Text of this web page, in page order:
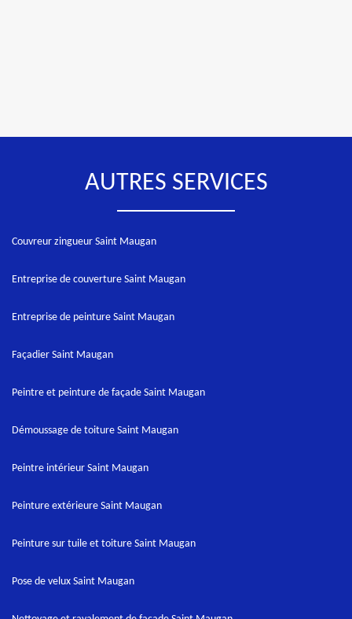
AUTRES SERVICES
Couvreur zingueur Saint Maugan
Entreprise de couverture Saint Maugan
Entreprise de peinture Saint Maugan
Façadier Saint Maugan
Peintre et peinture de façade Saint Maugan
Démoussage de toiture Saint Maugan
Peintre intérieur Saint Maugan
Peinture extérieure Saint Maugan
Peinture sur tuile et toiture Saint Maugan
Pose de velux Saint Maugan